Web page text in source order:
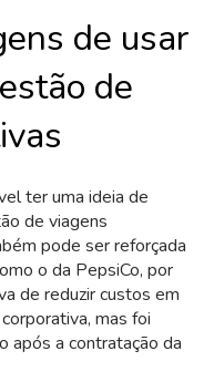
de usar
de
ter uma ideia de
de viagens
pode ser reforçada
o da PepsiCo, por
de reduzir custos em
mas foi
após a contratação da